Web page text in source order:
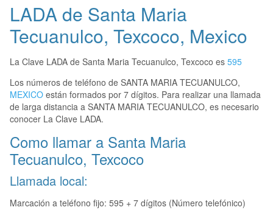
LADA de Santa Maria
Tecuanulco, Texcoco, Mexico
La Clave LADA de Santa Maria Tecuanulco, Texcoco es 595
Los números de teléfono de SANTA MARIA TECUANULCO,
MEXICO están formados por 7 dígitos. Para realizar una llamada
de larga distancia a SANTA MARIA TECUANULCO, es necesario
conocer La Clave LADA.
Como llamar a Santa Maria
Tecuanulco, Texcoco
Llamada local:
Marcación a teléfono fijo: 595 + 7 dígitos (Número telefónico)